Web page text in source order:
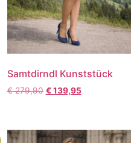
Samtdirndl Kunststück
€279,90 €139,95